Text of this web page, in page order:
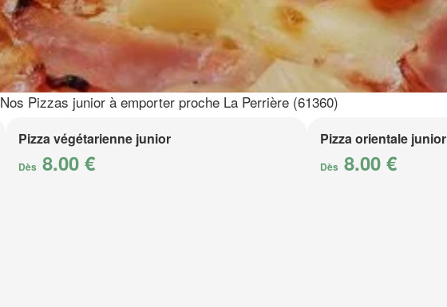
Nos Pizzas junior à emporter proche La Perrière (61360)
Pizza végétarienne junior
Dès 8.00 €
Pizza orientale junior
Dès 8.00 €